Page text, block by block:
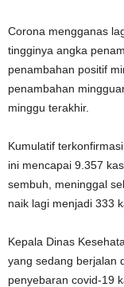
Corona mengganas
tingginya angka
penambahan positif
penambahan
minggu terakhir.
Kumulatif
ini mencapai 9.357
sembuh, meninggal
naik lagi menjadi 333
Kepala Dinas
yang sedang berjalan
penyebaran covid-19